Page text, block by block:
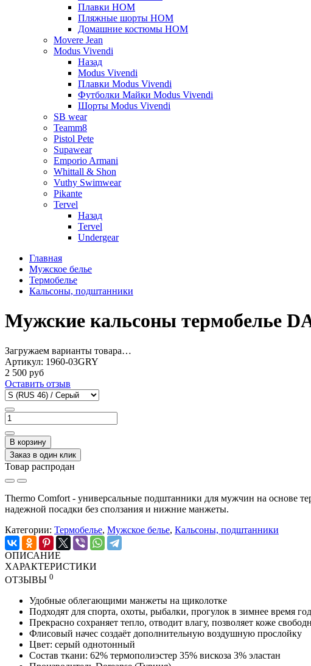
Плавки HOM
Пляжные шорты HOM
Домашние костюмы HOM
Movere Jean
Modus Vivendi
Назад
Modus Vivendi
Плавки Modus Vivendi
Футболки Майки Modus Vivendi
Шорты Modus Vivendi
SB wear
Teamm8
Pistol Pete
Supawear
Emporio Armani
Whittall & Shon
Vuthy Swimwear
Pikante
Tervel
Назад
Tervel
Undergear
Главная
Мужское белье
Термобелье
Кальсоны, подштанники
Мужские кальсоны термобелье
Загружаем варианты товара…
Артикул: 1960-03GRY
2 500 руб
Оставить отзыв
В корзину
Заказ в один клик
Товар распродан
Thermo Comfort - универсальные подштанники для мужчин на основе
надежной посадки без сползания и нижние манжеты.
Категории: Термобелье, Мужское белье, Кальсоны, подштанники
ОПИСАНИЕ
ХАРАКТЕРИСТИКИ
ОТЗЫВЫ 0
Удобные облегающими манжеты на щиколотке
Подходят для спорта, охоты, рыбалки, прогулок в зимнее время
Прекрасно сохраняет тепло, отводит влагу, позволяет коже
Флисовый начес создаёт дополнительную воздушную прослойку
Цвет: серый однотонный
Состав ткани: 62% термополиэстер 35% вискоза 3% эластан